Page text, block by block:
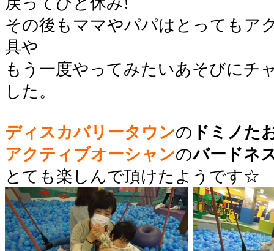
その後もママやパパはとってもア
具や
もう一度やってみたいあそびにチ
した。
ディスカバリータウンの ドミノた
アクティブオーシャンのバードネ
とても楽しんで頂けたようです☆